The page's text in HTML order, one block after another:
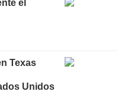
el
Texas
Unidos